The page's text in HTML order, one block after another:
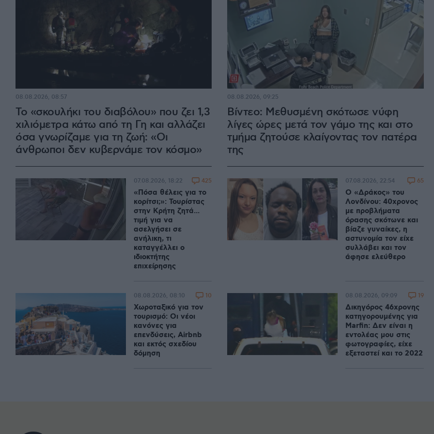
Το «σκουλήκι του διαβόλου» που ζει 1,3
χιλιόμετρα κάτω από τη Γη και αλλάζει
όσα γνωρίζαμε για τη ζωή: «Οι
άνθρωποι δεν κυβερνάμε τον κόσμο»
08.08.2026, 08:57
Βίντεο: Μεθυσμένη σκότωσε νύφη
λίγες ώρες μετά τον γάμο της και στο
τμήμα ζητούσε κλαίγοντας τον πατέρα
της
08.08.2026, 09:25
«Πόσα θέλεις για το
κορίτσι;»: Τουρίστας
στην Κρήτη ζητά...
τιμή για να
ασελγήσει σε
ανήλικη, τι
καταγγέλλει ο
ιδιοκτήτης
επιχείρησης
07.08.2026, 18:22 425
Ο «Δράκος» του
Λονδίνου: 40χρονος
με προβλήματα
όρασης σκότωνε και
βίαζε γυναίκες, η
αστυνομία τον είχε
συλλάβει και τον
άφησε ελεύθερο
07.08.2026, 22:54 65
Χωροταξικό για τον
τουρισμό: Οι νέοι
κανόνες για
επενδύσεις, Airbnb
και εκτός σχεδίου
δόμηση
08.08.2026, 08:10 10
Δικηγόρος 46χρονης
κατηγορουμένης για
Marfin: Δεν είναι η
εντολέας μου στις
φωτογραφίες, είχε
εξεταστεί και το 2022
08.08.2026, 09:09 19